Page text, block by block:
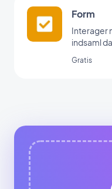
Form
Interager
indsaml
Gratis